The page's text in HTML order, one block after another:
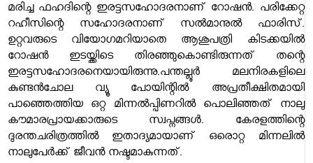
മരിച്ച ഫഹദിന്റെ ഇരട്ടസഹോദരനാണ് റോഷന്‍. പരിക്കേറ്റ
റഹീസിന്റെ സഹോദരനാണ് സല്‍മാനുല്‍ ഫാരിസ്.
ഉറ്റവരുടെ വിയോഗമറിയാതെ ആശുപത്രി കിടക്കയില്‍
റോഷന്‍ ഇടയ്ക്കിടെ തിരഞ്ഞുകൊണ്ടിരുന്നത് തന്റെ
ഇരട്ടസഹോദരനെയായിരുന്നു.പന്തല്ലൂര്‍ മലനിരകളിലെ
കുണ്ടന്‍ചോല വ്യൂ പോയിന്റില്‍ അപ്രതീക്ഷിതമായി
പാഞ്ഞെത്തിയ ഒറ്റ മിന്നല്‍പ്പിണറില്‍ പൊലിഞ്ഞത് നാലു
കൗമാരപ്രായക്കാരുടെ സ്വപ്നങ്ങള്‍. കേരളത്തിന്റെ
ദുരന്തചരിത്രത്തില്‍ ഇതാദ്യമായാണ് ഒരൊറ്റ മിന്നലില്‍
നാലുപേര്‍ക്ക് ജീവന്‍ നഷ്ടമാകുന്നത്.